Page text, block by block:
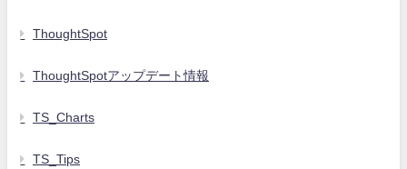
ThoughtSpot
ThoughtSpotアップデート情報
TS_Charts
TS_Tips